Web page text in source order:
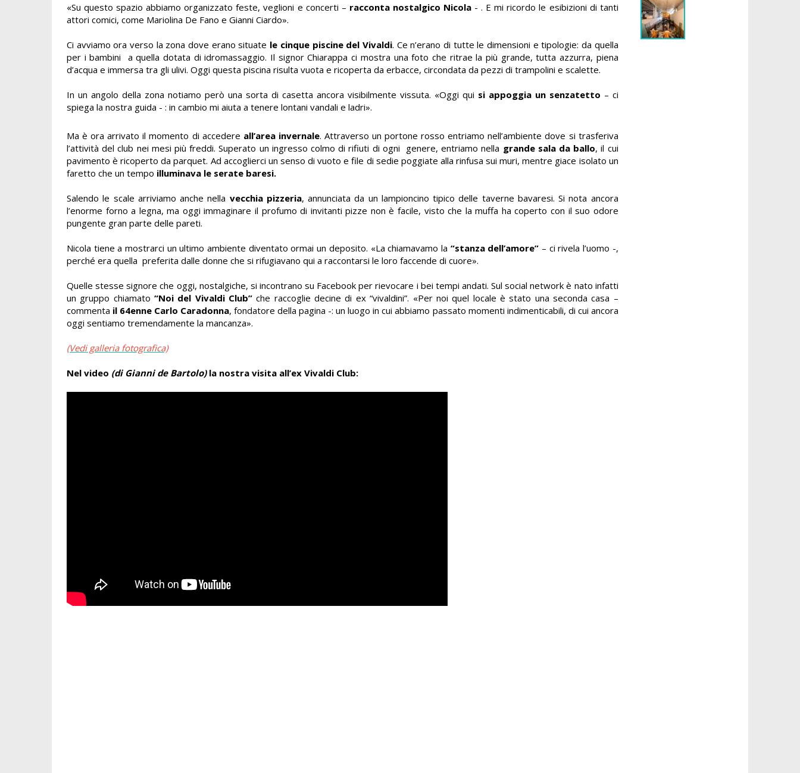
«Su questo spazio abbiamo organizzato feste, veglioni e concerti – racconta nostalgico Nicola- . E mi ricordo le esibizioni di tanti
attori comici, come Mariolina De Fano e Gianni Ciardo».
Ci avviamo ora verso la zona dove erano situate le cinque piscine del Vivaldi. Ce n’erano di tutte le dimensioni e tipologie: da quella
per i bambini a quella dotata di idromassaggio. Il signor Chiarappa ci mostra una foto che ritrae la più grande, tutta azzurra, piena
d’acqua e immersa tra gli ulivi. Oggi questa piscina risulta vuota e ricoperta da erbacce, circondata da pezzi di trampolini e scalette.
In un angolo della zona notiamo però una sorta di casetta ancora visibilmente vissuta. «Oggi qui si appoggia un senzatetto – ci
spiega la nostra guida - : in cambio mi aiuta a tenere lontani vandali e ladri».
Ma è ora arrivato il momento di accedere all’area invernale. Attraverso un portone rosso entriamo nell’ambiente dove si trasferiva
l’attività del club nei mesi più freddi. Superato un ingresso colmo di rifiuti di ogni genere, entriamo nella grande sala da ballo, il cui
pavimento è ricoperto da parquet. Ad accoglierci un senso di vuoto e file di sedie poggiate alla rinfusa sui muri, mentre giace isolato un
faretto che un tempo illuminava le serate baresi.
Salendo le scale arriviamo anche nella vecchia pizzeria, annunciata da un lampioncino tipico delle taverne bavaresi. Si nota ancora
l’enorme forno a legna, ma oggi immaginare il profumo di invitanti pizze non è facile, visto che la muffa ha coperto con il suo odore
pungente gran parte delle pareti.
Nicola tiene a mostrarci un ultimo ambiente diventato ormai un deposito. «La chiamavamo la “stanza dell’amore” – ci rivela l’uomo -,
perché era quella preferita dalle donne che si rifugiavano qui a raccontarsi le loro faccende di cuore».
Quelle stesse signore che oggi, nostalgiche, si incontrano su Facebook per rievocare i bei tempi andati. Sul social network è nato infatti
un gruppo chiamato“Noi del Vivaldi Club” che raccoglie decine di ex “vivaldini”. «Per noi quel locale è stato una seconda casa –
commenta il 64enne Carlo Caradonna, fondatore della pagina -: un luogo in cui abbiamo passato momenti indimenticabili, di cui ancora
oggi sentiamo tremendamente la mancanza».
(Vedi galleria fotografica)
Nel video (di Gianni de Bartolo)la nostra visita all’ex Vivaldi Club: